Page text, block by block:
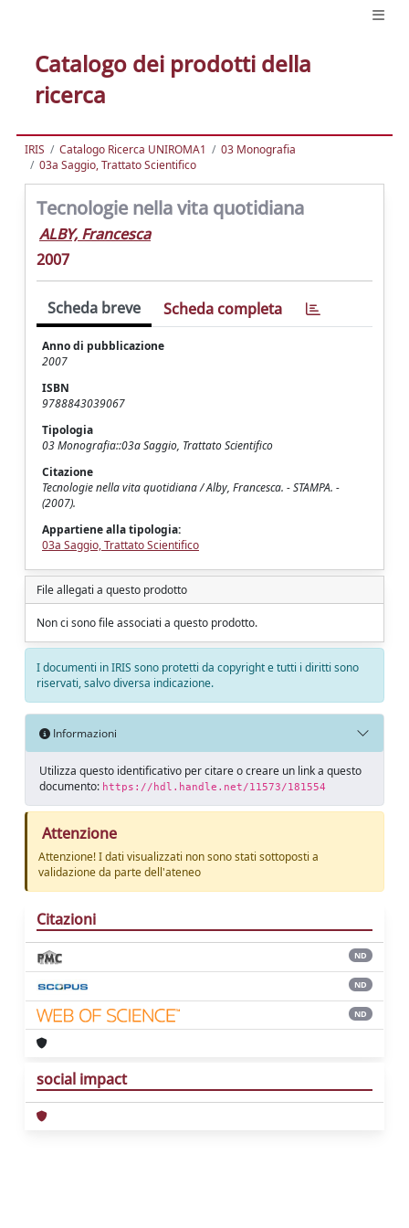
Catalogo dei prodotti della
ricerca
IRIS Catalogo Ricerca UNIROMA1
03 Monografia
03a Saggio, Trattato Scientifico
Tecnologie nella vita quotidiana
ALBY, Francesca
2007
Scheda breve Scheda completa
Anno di pubblicazione
2007
ISBN
9788843039067
Tipologia
03 Monografia::03a Saggio, Trattato Scientifico
Citazione
Tecnologie nella vita quotidiana / Alby, Francesca. - STAMPA. -
(2007).
Appartiene alla tipologia:
03a Saggio, Trattato Scientifico
File allegati a questo prodotto
Non ci sono file associati a questo prodotto.
I documenti in IRIS sono protetti da copyright e tutti i diritti sono
riservati, salvo diversa indicazione.
Informazioni
Utilizza questo identificativo per citare o creare un link a questo
documento: https://hdl.handle.net/11573/181554
Attenzione
Attenzione! I dati visualizzati non sono stati sottoposti a
validazione da parte dell'ateneo
Citazioni
ND
ND
ND
social impact